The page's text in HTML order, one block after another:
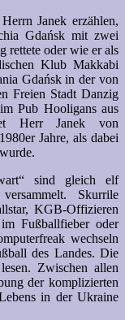
Janek erzählen,
Gdańsk mit zwei
rettete oder wie er als
Klub Makkabi
Gdańsk in der von
Freien Stadt Danzig
Pub Hooligans aus
Herr Janek von
Jahre, als dabei
sind gleich elf
Skurrile
KGB-Offizieren
Fußballfieber oder
wechseln
des Landes. Die
Zwischen allen
der komplizierten
in der Ukraine